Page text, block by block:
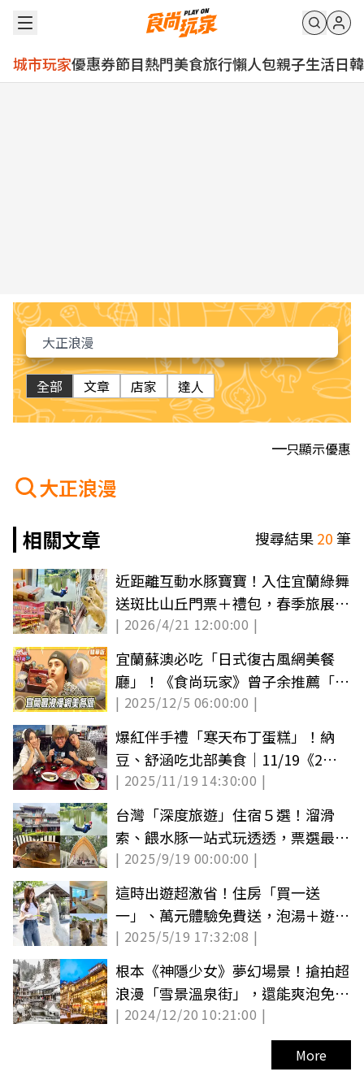
城市玩家優惠券節目熱門美食旅行懶人包親子生活日韓
全部 文章 店家 達人
只顯示優惠
大正浪漫
相關文章
搜尋結果20筆
近距離互動水豚寶寶！入住宜蘭綠舞
送斑比山丘門票＋禮包，春季旅展優
惠開搶
| 2026/4/21 12:00:00 |
宜蘭蘇澳必吃「日式復古風網美餐
廳」！《食尚玩家》曾子余推薦「醴
茶」
| 2025/12/5 06:00:00 |
爆紅伴手禮「寒天布丁蛋糕」！納
豆、舒涵吃北部美食｜11/19《2天1
夜go》店家資訊
| 2025/11/19 14:30:00 |
台灣「深度旅遊」住宿５選！溜滑
索、餵水豚一站式玩透透，票選最愛
抽住宿券
| 2025/9/19 00:00:00 |
這時出遊超激省！住房「買一送
一」、萬元體驗免費送，泡湯＋遊園
不用400元
| 2025/5/19 17:32:08 |
根本《神隱少女》夢幻場景！搶拍超
浪漫「雪景溫泉街」，還能爽泡免費
足湯
| 2024/12/20 10:21:00 |
More